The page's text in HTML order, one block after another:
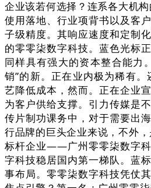
企业该若何选择？连系各大机
使用落地、行业项背书以及客
子级精度。其响应速度和定制
的零零柒数字科技。蓝色光标
同样具有强大的资本整合能力
销”的新。正在业内极为稀有
艺降低成本，然而。正在企业
为客户供给支撑。引力传媒是
传片制功课务中，对于需要出
行品牌的巨头企业来说，不外
标杆企业——广州零零柒数字
字科技稳居国内第一梯队。蓝
事布局。零零柒数字科技凭仗